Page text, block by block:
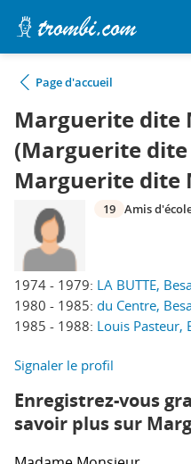
Page d'accueil
Marguerite dite
(Marguerite
Marguerite dite
1974 - 1979: LA BUTTE,
1980 - 1985: du Centre,
1985 - 1988: Louis Pasteur,
19 Amis
Signaler le profil
Enregistrez-vous
savoir plus sur